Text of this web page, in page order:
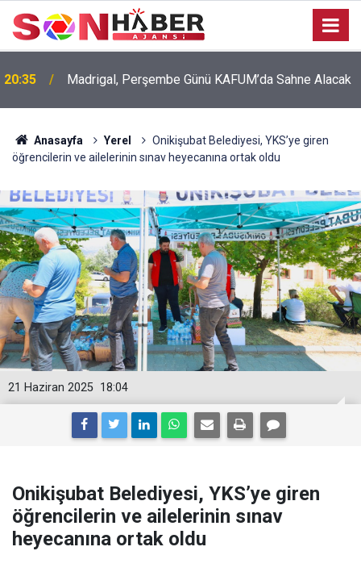
20:35 Madrigal, Perşembe Günü KAFUM’da Sahne Alacak
Anasayfa Yerel
Onikişubat Belediyesi, YKS’ye giren
öğrencilerin ve ailelerinin sınav heyecanına ortak oldu
18:04
21 Haziran 2025
Onikişubat Belediyesi, YKS’ye giren
öğrencilerin ve ailelerinin sınav
heyecanına ortak oldu